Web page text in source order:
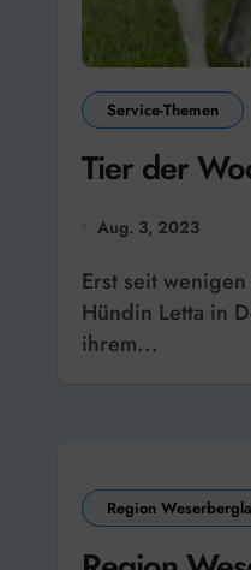
Service-Themen
Tier der
Aug. 3, 2023
Erst seit wenigen Monaten lebt die junge
Hündin Letta in
ihrem...
Region